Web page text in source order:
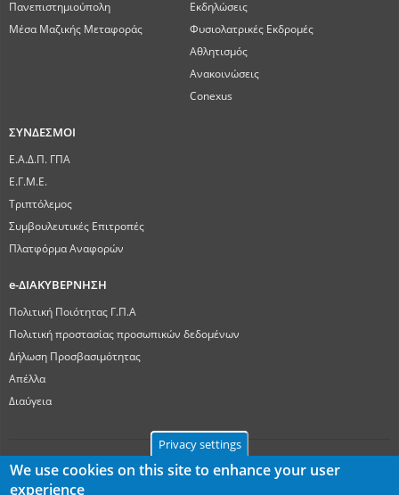
Πανεπιστημιούπολη
Μέσα Μαζικής Μεταφοράς
Εκδηλώσεις
Φυσιολατρικές Εκδρομές
Αθλητισμός
Ανακοινώσεις
Conexus
ΣΥΝΔΕΣΜΟΙ
Ε.Α.Δ.Π. ΓΠΑ
Ε.Γ.Μ.Ε.
Τριπτόλεμος
Συμβουλευτικές Επιτροπές
Πλατφόρμα Αναφορών
e-ΔΙΑΚΥΒΕΡΝΗΣΗ
Πολιτική Ποιότητας Γ.Π.Α
Πολιτική προστασίας προσωπικών δεδομένων
Δήλωση Προσβασιμότητας
Απέλλα
Διαύγεια
Privacy settings
We use cookies on this site to enhance your user
experience